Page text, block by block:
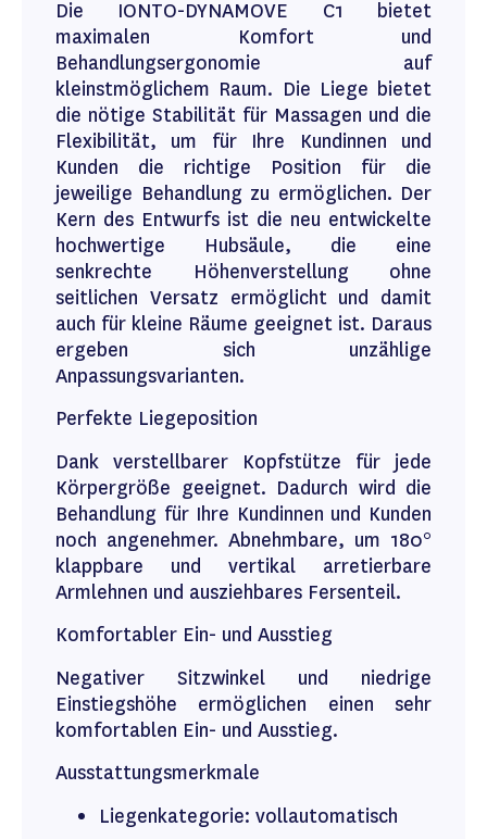
Die IONTO-DYNAMOVE C1 bietet
maximalen Komfort und
Behandlungsergonomie auf
kleinstmöglichem Raum. Die Liege bietet
die nötige Stabilität für Massagen und die
Flexibilität, um für Ihre Kundinnen und
Kunden die richtige Position für die
jeweilige Behandlung zu ermöglichen. Der
Kern des Entwurfs ist die neu entwickelte
hochwertige Hubsäule, die eine
senkrechte Höhenverstellung ohne
seitlichen Versatz ermöglicht und damit
auch für kleine Räume geeignet ist. Daraus
ergeben sich unzählige
Anpassungsvarianten.
Perfekte Liegeposition
Dank verstellbarer Kopfstütze für jede
Körpergröße geeignet. Dadurch wird die
Behandlung für Ihre Kundinnen und Kunden
noch angenehmer. Abnehmbare, um 180°
klappbare und vertikal arretierbare
Armlehnen und ausziehbares Fersenteil.
Komfortabler Ein- und Ausstieg
Negativer Sitzwinkel und niedrige
Einstiegshöhe ermöglichen einen sehr
komfortablen Ein- und Ausstieg.
Ausstattungsmerkmale
Liegenkategorie: vollautomatisch